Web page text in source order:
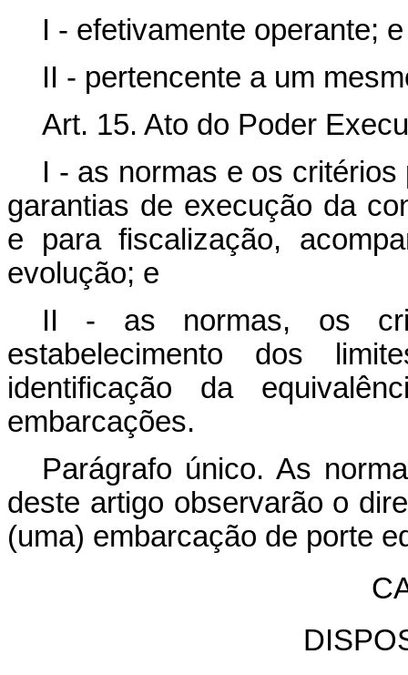
I - efetivamente operante; e
II - pertencente a um
Art. 15. Ato do Poder
I - as normas e os
garantias de execução da
e para fiscalização,
evolução; e
II - as normas, os
estabelecimento dos
identificação da
embarcações.
Parágrafo único. As
deste artigo observarão o
(uma) embarcação de porte